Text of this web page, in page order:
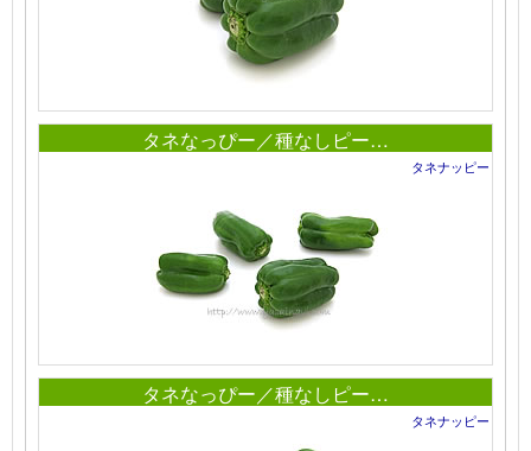
タネなっぴー／種なしピー…
タネナッピー
タネなっぴー／種なしピー…
タネナッピー